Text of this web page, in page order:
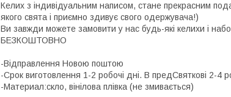
Келих з індивідуальним написом, стане прекрасним
якого свята і приємно здивує свого одержувача!)
Ви завжди можете замовити у нас будь-які келихи і
БЕЗКОШТОВНО
-Відправлення Новою поштою
-Срок виготовлення 1-2 робочі дні. В предСвяткові 2-4
-Материал:скло, вінілова плівка (не змивається)